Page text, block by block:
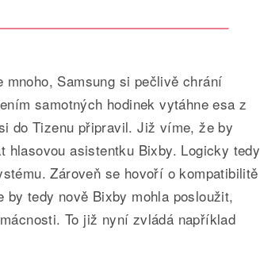
Samsung si pečlivě chrání
samotných hodinek vytáhne esa z
do Tizenu připravil. Již víme, že by
hlasovou asistentku Bixby. Logicky tedy
Zároveň se hovoří o kompatibilitě
tedy nově Bixby mohla posloužit,
To již nyní zvládá například